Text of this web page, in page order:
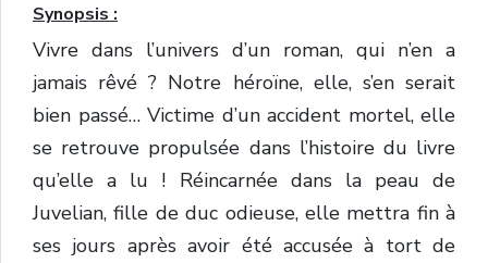
Synopsis :
Vivre dans l’univers d’un roman, qui n’en a
jamais rêvé ? Notre héroïne, elle, s’en serait
bien passé… Victime d’un accident mortel, elle
se retrouve propulsée dans l’histoire du livre
qu’elle a lu ! Réincarnée dans la peau de
Juvelian, fille de duc odieuse, elle mettra fin à
ses jours après avoir été accusée à tort de